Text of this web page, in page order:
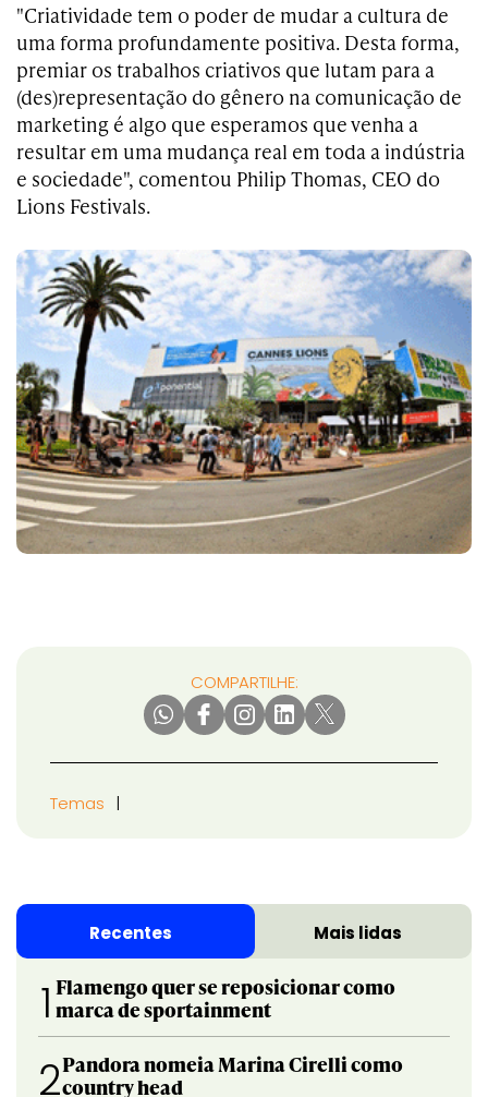
"Criatividade tem o poder de mudar a cultura de
uma forma profundamente positiva. Desta forma,
premiar os trabalhos criativos que lutam para a
(des)representação do gênero na comunicação de
marketing é algo que esperamos que venha a
resultar em uma mudança real em toda a indústria
e sociedade", comentou Philip Thomas, CEO do
Lions Festivals.
COMPARTILHE:
Temas
Recentes Mais lidas
1 Flamengo quer se reposicionar como
marca de sportainment
2Pandora nomeia Marina Cirelli como
country head